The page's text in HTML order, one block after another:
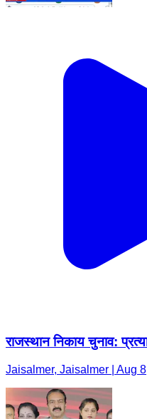
राजस्थान निकाय चुनाव:
Jaisalmer, Jaisalmer | Aug